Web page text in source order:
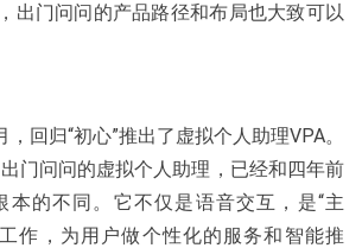
出门问问的产品路径和布局也大致可以
回归“初心”推出了虚拟个人助理VPA。
门问问的虚拟个人助理，已经和四年前
本的不同。它不仅是语音交互，是“主
作，为用户做个性化的服务和智能推